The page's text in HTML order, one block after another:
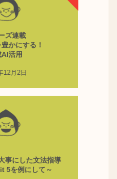
ズ連載
かにする！
活用
12月2日
にした文法指導
5を例にして～